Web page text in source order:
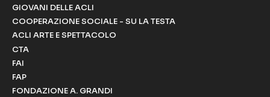
GIOVANI DELLE ACLI
COOPERAZIONE SOCIALE - SU LA TESTA
ACLI ARTE E SPETTACOLO
CTA
FAI
FAP
FONDAZIONE A. GRANDI